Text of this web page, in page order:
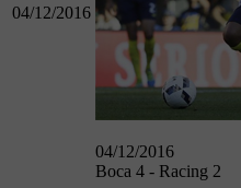
04/12/2016
04/12/2016
Boca 4 - Racing 2